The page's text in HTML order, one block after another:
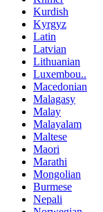
Kurdish
Kyrgyz
Latin
Latvian
Lithuanian
Luxembou..
Macedonian
Malagasy
Malay
Malayalam
Maltese
Maori
Marathi
Mongolian
Burmese
Nepali